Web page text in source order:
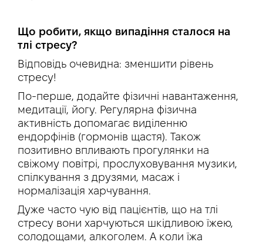
Що робити, якщо випадіння сталося на
тлі стресу?
Відповідь очевидна: зменшити рівень
стресу!
По-перше, додайте фізичні навантаження,
медитації, йогу. Регулярна фізична
активність допомагає виділенню
ендорфінів (гормонів щастя). Також
позитивно впливають прогулянки на
свіжому повітрі, прослуховування музики,
спілкування з друзями, масаж і
нормалізація харчування.
Дуже часто чую від пацієнтів, що на тлі
стресу вони харчуються шкідливою їжею,
солодощами, алкоголем. А коли їжа